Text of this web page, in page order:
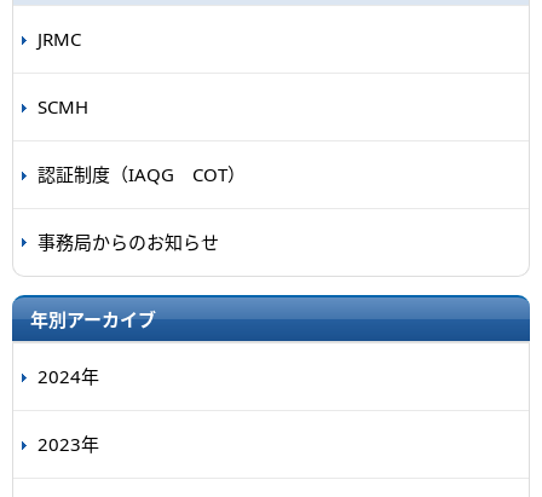
JRMC
SCMH
認証制度（IAQG COT）
事務局からのお知らせ
年別アーカイブ
2024年
2023年